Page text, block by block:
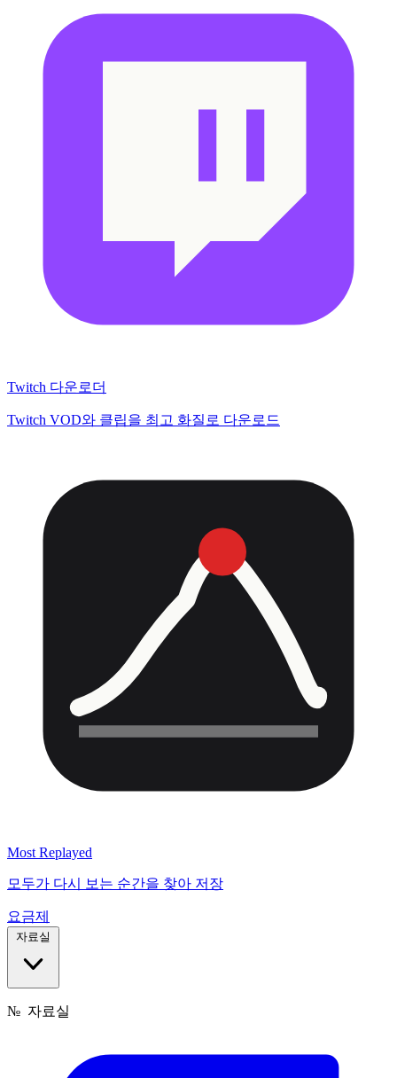
Twitch 다운로더
Twitch VOD와 클립을 최고 화질로 다운로드
Most Replayed
모두가 다시 보는 순간을 찾아 저장
요금제
자료실
№ 자료실